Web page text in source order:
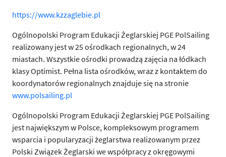
https://www.kzzaglebie.pl
Ogólnopolski Program Edukacji Żeglarskiej PGE PolSailing
realizowany jest w 25 ośrodkach regionalnych, w 24
miastach. Wszystkie ośrodki prowadzą zajęcia na łódkach
klasy Optimist. Pełna lista ośrodków, wraz z kontaktem do
koordynatorów regionalnych znajduje się na stronie
www.polsailing.pl
Ogólnopolski Program Edukacji Żeglarskiej PGE PolSailing
jest największym w Polsce, kompleksowym programem
wsparcia i popularyzacji żeglarstwa realizowanym przez
Polski Związek Żeglarski we współpracy z okręgowymi